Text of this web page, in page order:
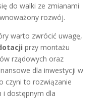
do walki ze zmianami
rozwój.
warto zwrócić uwagę,
przy montażu
rządowych oraz
dla inwestycji w
czyni to rozwiązanie
i dostępnym dla